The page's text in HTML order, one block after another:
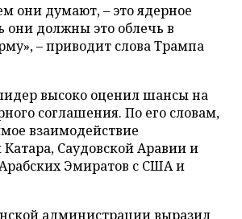
они думают, – это ядерное
они должны это облечь в
– приводит слова Трампа
высоко оценил шансы на
соглашения. По его словам,
взаимодействие
Саудовской Аравии и
Эмиратов с США и
администрации выразил